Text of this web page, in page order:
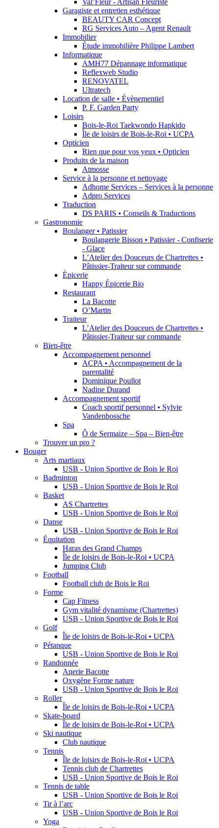
Val’Fleur - Artisan Fleuriste
Garagiste et entretien esthétique
BEAUTY CAR Concept
RG Services Auto – Agent Renault
Immobilier
Étude immobilière Philippe Lambert
Informatique
AMH77 Dépannage informatique
Reflexweb Studio
RENOVATEL
Ultratech
Location de salle • Évènementiel
P. F. Garden Party
Loisirs
Bois-le-Roi Taekwondo Hapkido
Île de loisirs de Bois-le-Roi • UCPA
Opticien
Rien que pour vos yeux • Opticien
Produits de la maison
Atmosse
Service à la personne et nettoyage
Adhome Services – Services à la personne
Adpro Services
Traduction
DS PARIS • Conseils & Traductions
Gastronomie
Boulanger • Patissier
Boulangerie Bisson • Patissier - Confiserie
- Glace
L’Atelier des Douceurs de Chartrettes •
Pâtissier-Traiteur sur commande
Épicerie
Happy Épicerie Bio
Restaurant
La Bacotte
O’Martin
Traiteur
L’Atelier des Douceurs de Chartrettes •
Pâtissier-Traiteur sur commande
Bien-être
Accompagnement personnel
ACPA • Accompagnement de la
parentalité
Dominique Poullot
Nadine Durand
Accompagnement sportif
Coach sportif personnel • Sylvie
Vandenbossche
Spa
Ô de Sermaize – Spa – Bien-être
Trouver un pro ?
Bouger
Arts martiaux
USB - Union Sportive de Bois le Roi
Badminton
USB - Union Sportive de Bois le Roi
Basket
AS Chartrettes
USB - Union Sportive de Bois le Roi
Danse
USB - Union Sportive de Bois le Roi
Équitation
Haras des Grand Champs
Île de loisirs de Bois-le-Roi • UCPA
Jumping Club
Football
Football club de Bois le Roi
Forme
Cap Fitness
Gym vitalité dynamisme (Chartrettes)
USB - Union Sportive de Bois le Roi
Golf
Île de loisirs de Bois-le-Roi • UCPA
Pétanque
USB - Union Sportive de Bois le Roi
Randonnée
Anerie Bacotte
Oxygène Forme nature
USB - Union Sportive de Bois le Roi
Roller
Île de loisirs de Bois-le-Roi • UCPA
Skate-board
Île de loisirs de Bois-le-Roi • UCPA
Ski nautique
Club nautique
Tennis
Île de loisirs de Bois-le-Roi • UCPA
Tennis club de Chartrettes
USB - Union Sportive de Bois le Roi
Tennis de table
USB - Union Sportive de Bois le Roi
Tir à l’arc
USB - Union Sportive de Bois le Roi
Yoga